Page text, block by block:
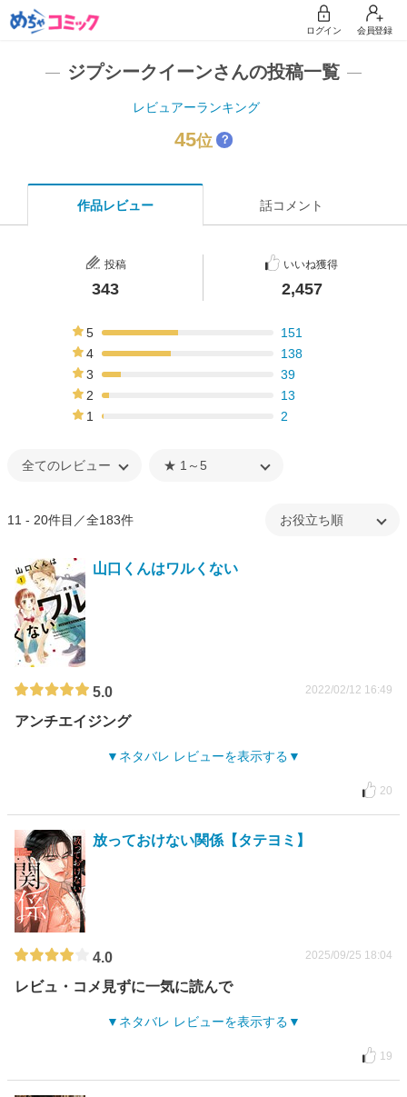
ログイン 会員登録
ジプシークイーンさんの投稿一覧
レビュアーランキング
45位 ？
作品レビュー 話コメント
投稿
343
いいね獲得
2,457
5
151
4
138
3
39
2
13
1
2
11 - 20件目／全183件
山口くんはワルくない
5.0 2022/02/12 16:49
アンチエイジング
ネタバレ レビューを表示する
20
放っておけない関係【タテヨミ】
4.0 2025/09/25 18:04
レビュ・コメ見ずに一気に読んで
ネタバレ レビューを表示する
19